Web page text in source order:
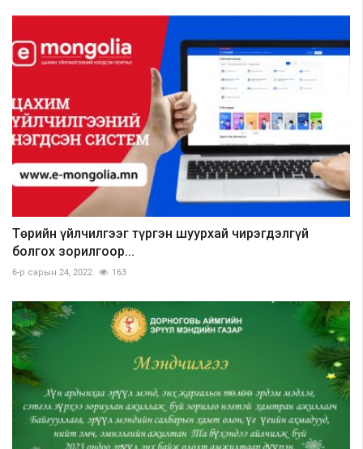
Төрийн үйлчилгээг түргэн шуурхай чирэгдэлгүй
болгох зорилгоор...
6-р сарын 24, 2022 163